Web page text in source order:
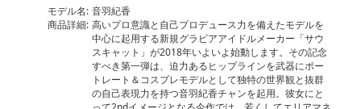
モデル名: 音羽紀香
商品詳細: 高いプロ意識と自己プロデュース力を備えたモデルを
中心に起用する新規グラビアアイドルメーカー「サウ
スキャット」が2018年いよいよ始動します。その記念
すべき第一弾は、迫力あるヒップラインを武器にポー
トレート＆コスプレモデルとして独特の世界観と抜群
の自己表現力を持つ音羽紀香チャンを起用。彼女にと